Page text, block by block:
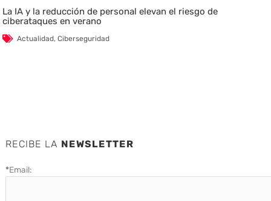
La IA y la reducción de personal elevan el riesgo de
ciberataques en verano
Actualidad,Ciberseguridad
RECIBE LA NEWSLETTER
*Email: